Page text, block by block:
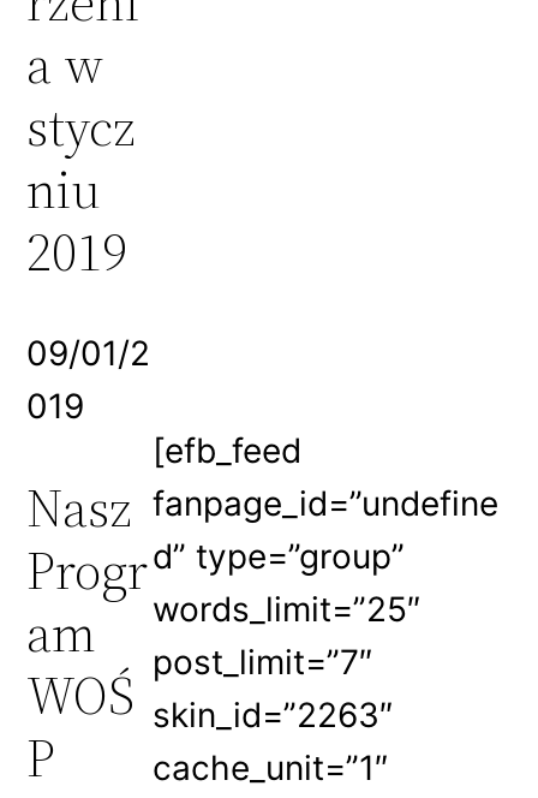
a w
stycz
niu
2019
09/01/2
019
Nasz
Progr
am
WOŚ
P
[efb_feed
fanpage_id=”undefine
d” type=”group”
words_limit=”25″
post_limit=”7″
skin_id=”2263″
cache_unit=”1″